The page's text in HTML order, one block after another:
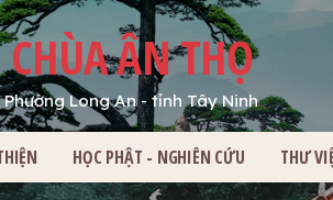
CHÙA ÂN THỌ
Phường Long An - tỉnh Tây Ninh
HỌC PHẬT - NGHIÊN CỨU THƯ